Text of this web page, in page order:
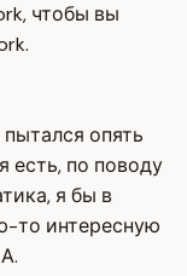
чтобы вы
опять
есть, по поводу
я бы в
то интересную